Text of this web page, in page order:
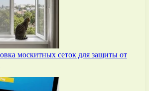
москитных сеток для защиты от